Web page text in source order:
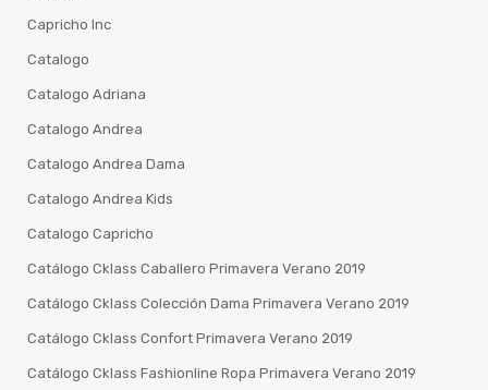
Capricho Inc
Catalogo
Catalogo Adriana
Catalogo Andrea
Catalogo Andrea Dama
Catalogo Andrea Kids
Catalogo Capricho
Catálogo Cklass Caballero Primavera Verano 2019
Catálogo Cklass Colección Dama Primavera Verano 2019
Catálogo Cklass Confort Primavera Verano 2019
Catálogo Cklass Fashionline Ropa Primavera Verano 2019